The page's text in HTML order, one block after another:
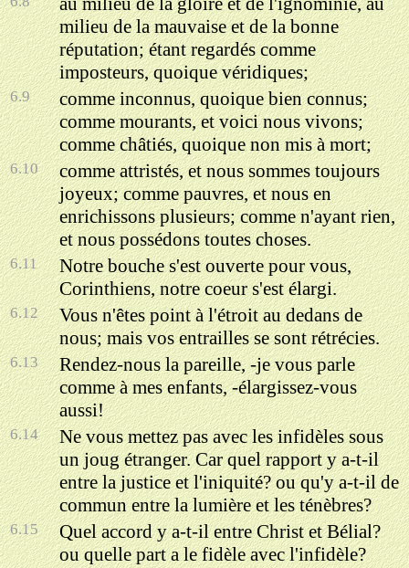
milieu de la mauvaise et de la bonne
réputation; étant regardés comme
imposteurs, quoique véridiques;
6.9
comme inconnus, quoique bien connus;
comme mourants, et voici nous vivons;
comme châtiés, quoique non mis à mort;
6.10
comme attristés, et nous sommes toujours
joyeux; comme pauvres, et nous en
enrichissons plusieurs; comme n'ayant rien,
et nous possédons toutes choses.
6.11
Notre bouche s'est ouverte pour vous,
Corinthiens, notre coeur s'est élargi.
6.12
Vous n'êtes point à l'étroit au dedans de
nous; mais vos entrailles se sont rétrécies.
6.13
Rendez-nous la pareille, -je vous parle
comme à mes enfants, -élargissez-vous
aussi!
6.14
Ne vous mettez pas avec les infidèles sous
un joug étranger. Car quel rapport y a-t-il
entre la justice et l'iniquité? ou qu'y a-t-il de
commun entre la lumière et les ténèbres?
6.15
Quel accord y a-t-il entre Christ et Bélial?
ou quelle part a le fidèle avec l'infidèle?